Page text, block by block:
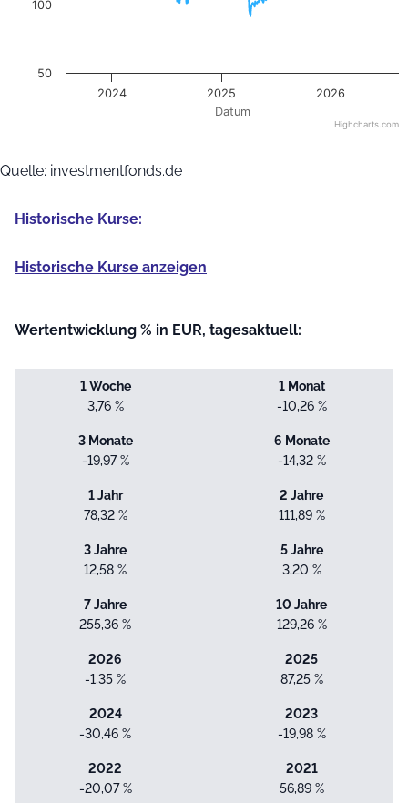
Datum
2024 2025 2026
100
50
Highcharts.com
Quelle: investmentfonds.de
Historische Kurse:
Historische Kurse anzeigen
Wertentwicklung % in EUR, tagesaktuell:
1 Woche
3,76 %
1 Monat
-10,26 %
3 Monate
-19,97 %
6 Monate
-14,32 %
1 Jahr
78,32 %
2 Jahre
111,89 %
3 Jahre
12,58 %
5 Jahre
3,20 %
7 Jahre
255,36 %
10 Jahre
129,26 %
2026
-1,35 %
2025
87,25 %
2024
-30,46 %
2023
-19,98 %
2022
-20,07 %
2021
56,89 %